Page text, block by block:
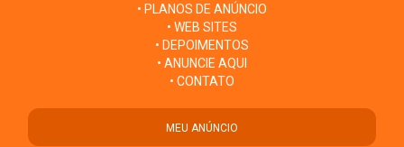
• PLANOS DE ANÚNCIO
• WEB SITES
• DEPOIMENTOS
• ANUNCIE AQUI
• CONTATO
MEU ANÚNCIO